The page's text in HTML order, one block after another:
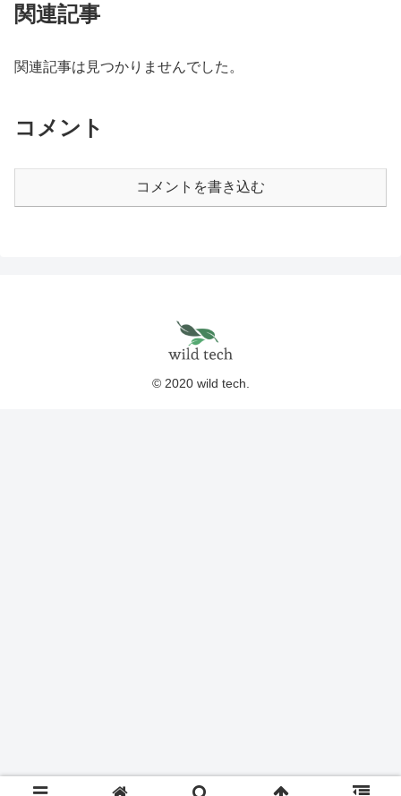
関連記事
関連記事は見つかりませんでした。
コメント
コメントを書き込む
© 2020 wild tech.